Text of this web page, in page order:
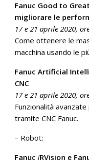
Fanuc Good to
migliorare le
17 e 21 aprile 2020,
Come ottenere le
macchina usando le
Fanuc Artificial
CNC
17 e 21 aprile 2020,
Funzionalità
tramite CNC Fanuc.
– Robot:
Fanuc iRVision e